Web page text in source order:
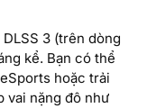
3 (trên dòng
kể. Bạn có thể
hoặc trải
vai nặng đô như